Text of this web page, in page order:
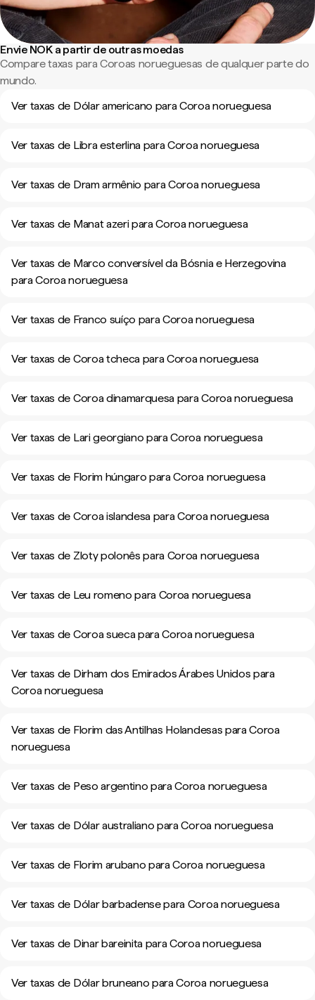
Envie NOK a partir de outras moedas
Compare taxas para Coroas norueguesas de qualquer parte do
mundo.
Ver taxas de Dólar americano para Coroa norueguesa
Ver taxas de Libra esterlina para Coroa norueguesa
Ver taxas de Dram armênio para Coroa norueguesa
Ver taxas de Manat azeri para Coroa norueguesa
Ver taxas de Marco conversível da Bósnia e Herzegovina
para Coroa norueguesa
Ver taxas de Franco suíço para Coroa norueguesa
Ver taxas de Coroa tcheca para Coroa norueguesa
Ver taxas de Coroa dinamarquesa para Coroa norueguesa
Ver taxas de Lari georgiano para Coroa norueguesa
Ver taxas de Florim húngaro para Coroa norueguesa
Ver taxas de Coroa islandesa para Coroa norueguesa
Ver taxas de Zloty polonês para Coroa norueguesa
Ver taxas de Leu romeno para Coroa norueguesa
Ver taxas de Coroa sueca para Coroa norueguesa
Ver taxas de Dirham dos Emirados Árabes Unidos para
Coroa norueguesa
Ver taxas de Florim das Antilhas Holandesas para Coroa
norueguesa
Ver taxas de Peso argentino para Coroa norueguesa
Ver taxas de Dólar australiano para Coroa norueguesa
Ver taxas de Florim arubano para Coroa norueguesa
Ver taxas de Dólar barbadense para Coroa norueguesa
Ver taxas de Dinar bareinita para Coroa norueguesa
Ver taxas de Dólar bruneano para Coroa norueguesa